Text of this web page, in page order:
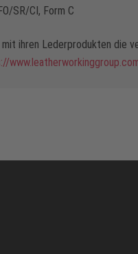
SR/CI, Form C
ihren Lederprodukten die